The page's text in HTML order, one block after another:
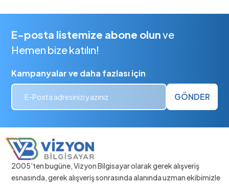
E-posta listemize abone olunve
Hemen bize katılın!
Kampanyalar ve daha fazlası için
GÖNDER
2005'ten bugüne, Vizyon Bilgisayar olarak gerek alışveriş
esnasında, gerek alışveriş sonrasında alanında uzman ekibimizle